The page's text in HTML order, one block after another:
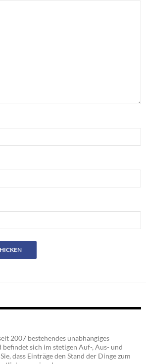
2007 bestehendes unabhängiges
sich im stetigen Auf-, Aus- und
dass Einträge den Stand der Dinge zum